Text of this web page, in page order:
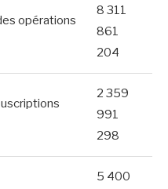
opérations
8 311
861
204
2 359
991
298
5 400